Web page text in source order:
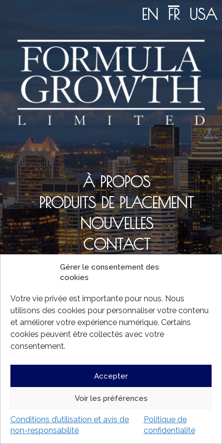
Gérer le consentement des
cookies
Votre vie privée est importante pour nous. Nous
utilisons des cookies pour personnaliser votre contenu
et améliorer votre expérience numérique. Certains
cookies peuvent être collectés avec votre
consentement.
Accepter
Voir les préférences
Conditions d’utilisation et avis de
non-responsabilité
Politique de
confidentialité
EN FR USA
NEW YORK
À PROPOS
PRODUITS DE PLACEMENT
NOUVELLES
CONTACT